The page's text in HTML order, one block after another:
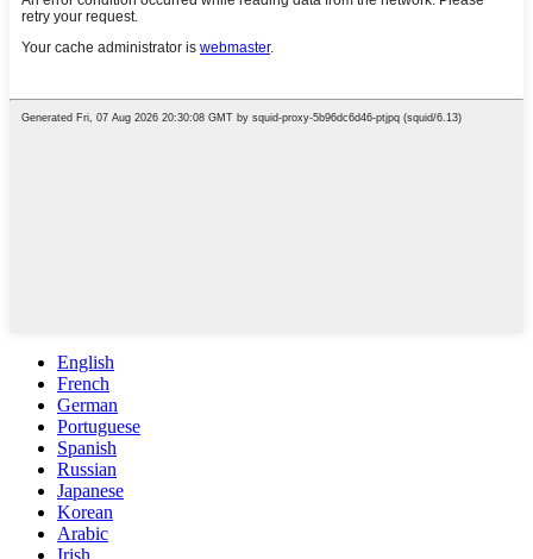
English
French
German
Portuguese
Spanish
Russian
Japanese
Korean
Arabic
Irish